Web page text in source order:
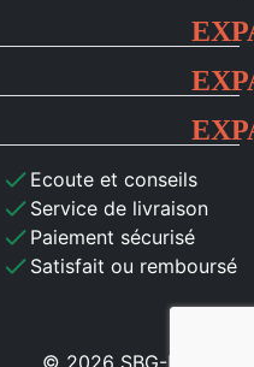
check Ecoute et conseils
check Service de livraison
check Paiement sécurisé
check Satisfait ou remboursé
© 2026 SBG-MB